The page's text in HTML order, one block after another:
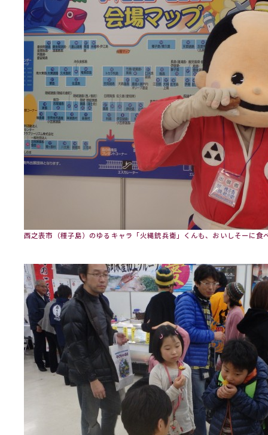
西之表市（種子島）のゆるキャラ「火縄銃兵衛」くんも、おいしそーに食